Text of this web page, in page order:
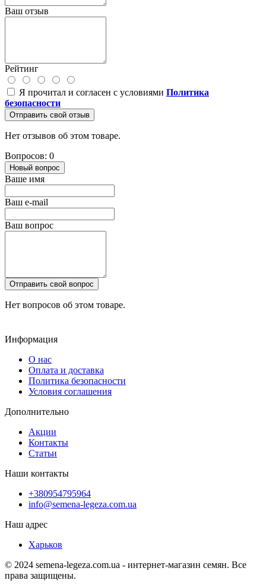
Ваш отзыв
Рейтинг
Я прочитал и согласен с условиями Политика
безопасности
Отправить свой отзыв
Нет отзывов об этом товаре.
Вопросов: 0
Новый вопрос
Ваше имя
Ваш e-mail
Ваш вопрос
Отправить свой вопрос
Нет вопросов об этом товаре.
Информация
О нас
Оплата и доставка
Политика безопасности
Условия соглашения
Дополнительно
Акции
Контакты
Статьи
Наши контакты
+380954795964
info@semena-legeza.com.ua
Наш адрес
Харьков
© 2024 semena-legeza.com.ua - интернет-магазин семян. Все
права защищены.